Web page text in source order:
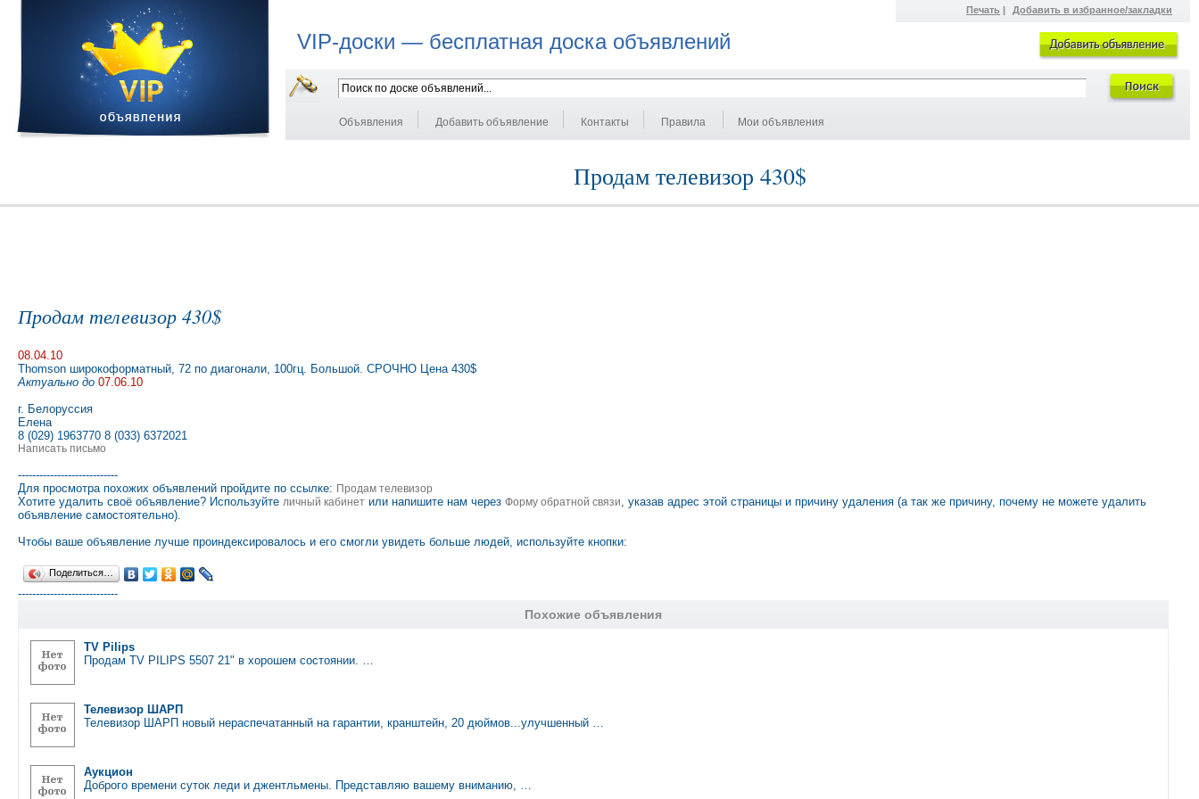
Печать | Добавить в избранное/закладки
VIP-доски — бесплатная доска объявлений
Объявления Добавить объявление Контакты Правила Мои объявления
Продам телевизор 430$
Продам телевизор 430$
08.04.10
Thomson широкоформатный, 72 по диагонали, 100гц. Большой. СРОЧНО Цена 430$
Актуально до 07.06.10
г. Белоруссия
Елена
8 (029) 1963770 8 (033) 6372021
Написать письмо
----------------------------
Для просмотра похожих объявлений пройдите по ссылке: Продам телевизор
Хотите удалить своё объявление? Используйте личный кабинет или напишите нам через Форму обратной связи, указав адрес этой страницы и причину удаления (а так же причину, почему не можете удалить
объявление самостоятельно).
Чтобы ваше объявление лучше проиндексировалось и его смогли увидеть больше людей, используйте кнопки:
Поделиться…
----------------------------
Похожие объявления
TV Pilips
Продам TV PILIPS 5507 21" в хорошем состоянии. …
Телевизор ШАРП
Телевизор ШАРП новый нераспечатанный на гарантии, кранштейн, 20 дюймов...улучшенный …
Аукцион
Доброго времени суток леди и джентльмены. Представляю вашему вниманию, …